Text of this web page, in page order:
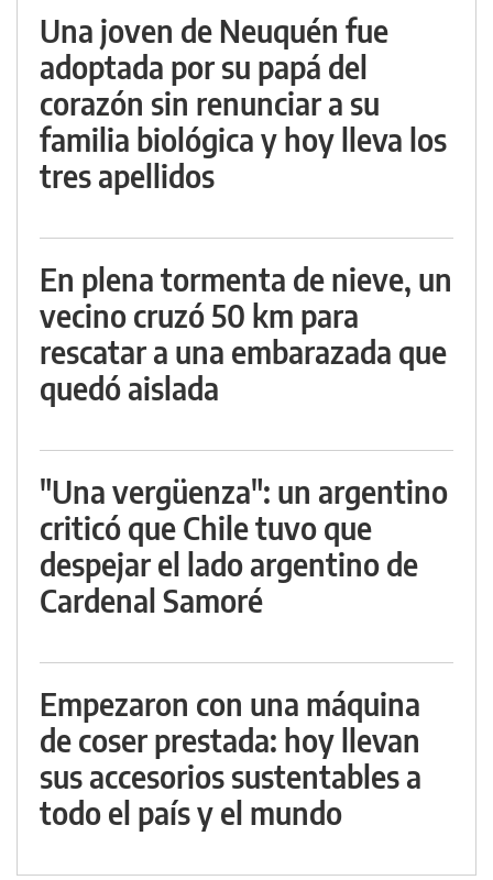
Una joven de Neuquén fue
adoptada por su papá del
corazón sin renunciar a su
familia biológica y hoy lleva los
tres apellidos
En plena tormenta de nieve, un
vecino cruzó 50 km para
rescatar a una embarazada que
quedó aislada
"Una vergüenza": un argentino
criticó que Chile tuvo que
despejar el lado argentino de
Cardenal Samoré
Empezaron con una máquina
de coser prestada: hoy llevan
sus accesorios sustentables a
todo el país y el mundo